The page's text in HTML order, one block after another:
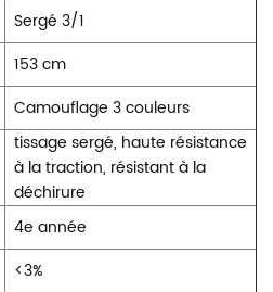
Sergé 3/1
153 cm
Camouflage 3 couleurs
tissage sergé, haute résistance
à la traction, résistant à la
déchirure
4e année
<3%